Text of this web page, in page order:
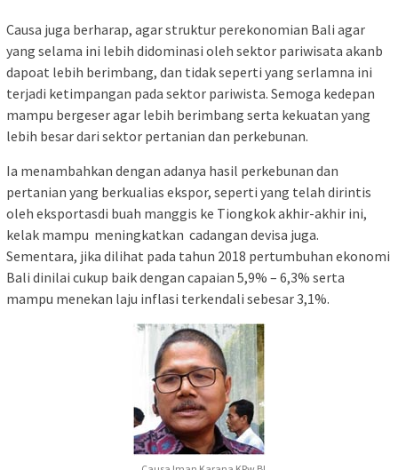
Causa juga berharap, agar struktur perekonomian Bali agar
yang selama ini lebih didominasi oleh sektor pariwisata akanb
dapoat lebih berimbang, dan tidak seperti yang serlamna ini
terjadi ketimpangan pada sektor pariwista. Semoga kedepan
mampu bergeser agar lebih berimbang serta kekuatan yang
lebih besar dari sektor pertanian dan perkebunan.
Ia menambahkan dengan adanya hasil perkebunan dan
pertanian yang berkualias ekspor, seperti yang telah dirintis
oleh eksportasdi buah manggis ke Tiongkok akhir-akhir ini,
kelak mampu meningkatkan cadangan devisa juga.
Sementara, jika dilihat pada tahun 2018 pertumbuhan ekonomi
Bali dinilai cukup baik dengan capaian 5,9% – 6,3% serta
mampu menekan laju inflasi terkendali sebesar 3,1%.